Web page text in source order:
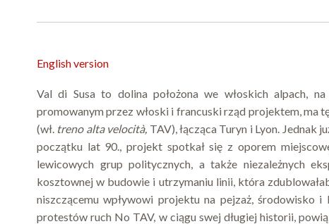
English version
Val di Susa to dolina położona we włoskich alpach,
promowanym przez włoski i francuski rząd projektem, ma
(wł. treno alta velocità, TAV), łącząca Turyn i Lyon. Jednak
początku lat 90., projekt spotkał się z oporem
lewicowych grup politycznych, a także niezależnych
kosztownej w budowie i utrzymaniu linii, która
niszczącemu wpływowi projektu na pejzaż, środowisko
protestów ruch No TAV, w ciągu swej długiej historii,